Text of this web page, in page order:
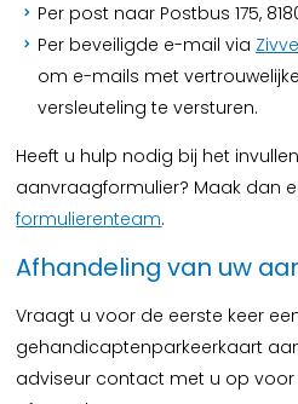
Per post naar Postbus 175,
Per beveiligde e-mail via
om e-mails met
versleuteling te versturen.
Heeft u hulp nodig bij het
aanvraagformulier? Maak dan
formulierenteam.
Afhandeling van uw
Vraagt u voor de eerste keer
gehandicaptenparkeerkaart
adviseur contact met u op